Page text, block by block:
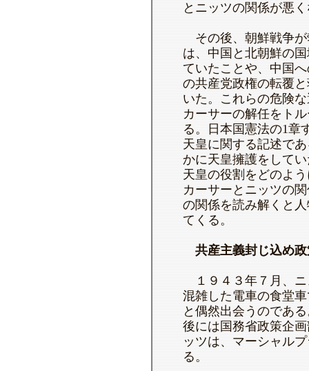
とニッツの関係が悪
その後、朝鮮戦争が
は、中国と北朝鮮の
ていたことや、中国
の共産党政権の転覆
いた。これらの危険
カーサーの解任をト
る。日本国憲法の1章
天皇に関する記述で
かに天皇擁護をして
天皇の役割をどのよ
カーサーとニッツの
の関係を読み解くと
てくる。
共産主義封じ込め
１９４３年７月、ニ
混雑した電車の食堂
と偶然出会うのであ
後には国務省政策企
ッツは、マーシャル
る。